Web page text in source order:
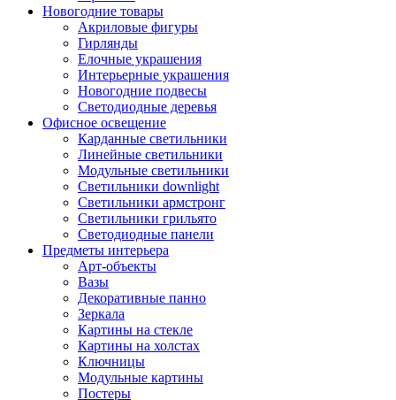
Новогодние товары
Акриловые фигуры
Гирлянды
Елочные украшения
Интерьерные украшения
Новогодние подвесы
Светодиодные деревья
Офисное освещение
Карданные светильники
Линейные светильники
Модульные светильники
Светильники downlight
Светильники армстронг
Светильники грильято
Светодиодные панели
Предметы интерьера
Арт-объекты
Вазы
Декоративные панно
Зеркала
Картины на стекле
Картины на холстах
Ключницы
Модульные картины
Постеры